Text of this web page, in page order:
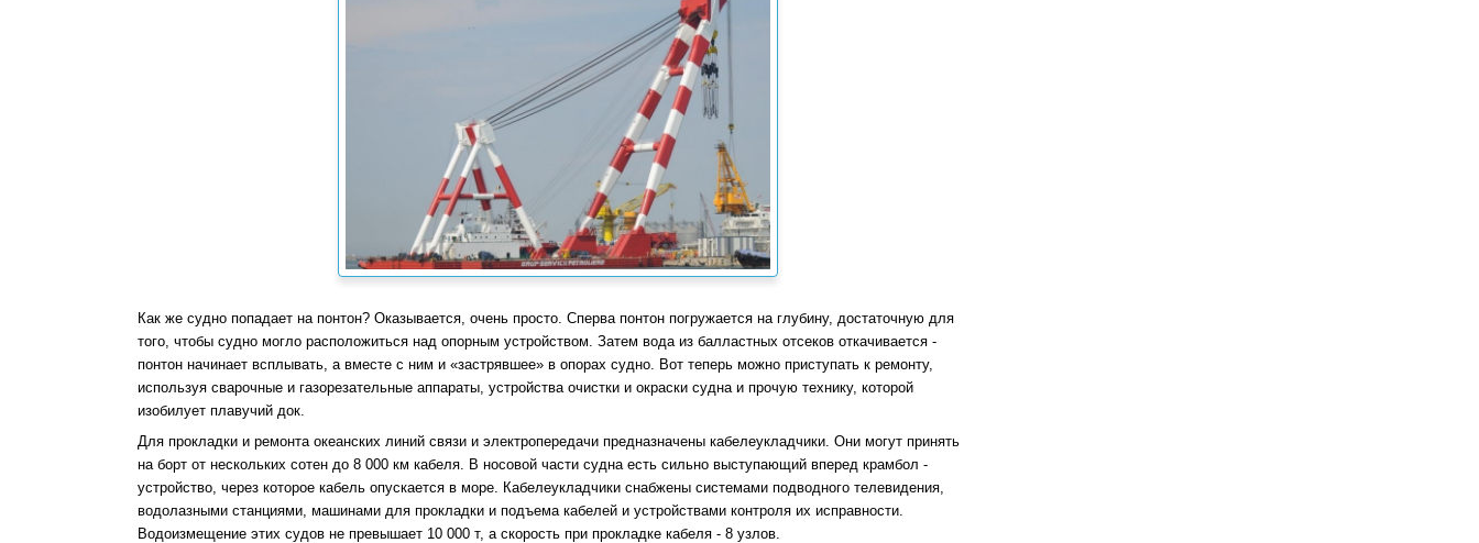
Как же судно попадает на понтон? Оказывается, очень просто. Сперва понтон погружается на глубину, достаточную для
того, чтобы судно могло расположиться над опорным устройством. Затем вода из балластных отсеков откачивается -
понтон начинает всплывать, а вместе с ним и «застрявшее» в опорах судно. Вот теперь можно приступать к ремонту,
используя сварочные и газорезательные аппараты, устройства очистки и окраски судна и прочую технику, которой
изобилует плавучий док.
Для прокладки и ремонта океанских линий связи и электропередачи предназначены кабелеукладчики. Они могут принять
на борт от нескольких сотен до 8 000 км кабеля. В носовой части судна есть сильно выступающий вперед крамбол -
устройство, через которое кабель опускается в море. Кабелеукладчики снабжены системами подводного телевидения,
водолазными станциями, машинами для прокладки и подъема кабелей и устройствами контроля их исправности.
Водоизмещение этих судов не превышает 10 000 т, а скорость при прокладке кабеля - 8 узлов.